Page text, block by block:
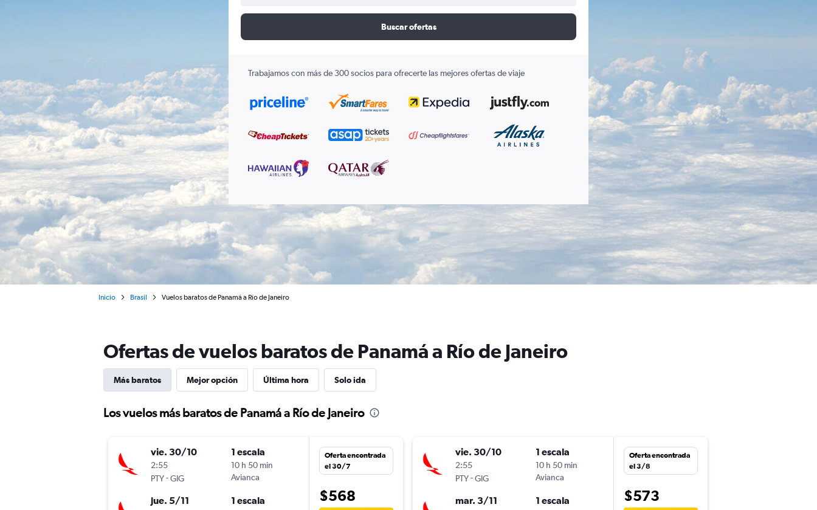
Buscar ofertas
Trabajamos con más de 300 socios para ofrecerte las mejores ofertas de viaje
Inicio Brasil Vuelos baratos de Panamá a Río de Janeiro
Ofertas de vuelos baratos de Panamá a Río de Janeiro
Más baratos Mejor opción Última hora Solo ida
Los vuelos más baratos de Panamá a Río de Janeiro
vie. 30/10
2:55
PTY-GIG
1 escala
10 h 50 min
Avianca
jue. 5/11 1 escala
Oferta encontrada
el 30/7
$568
vie. 30/10
2:55
PTY-GIG
1 escala
10 h 50 min
Avianca
mar. 3/11 1 escala
Oferta encontrada
el 3/8
$573